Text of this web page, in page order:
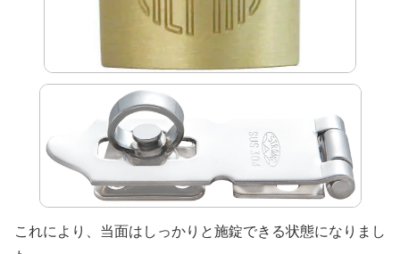
これにより、当面はしっかりと施錠できる状態になりまし